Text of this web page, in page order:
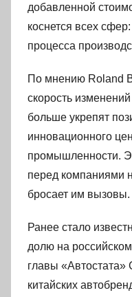
добавленной
коснется всех
процесса
По мнению Roland
скорость
больше укрепят
инновационного
промышленности.
перед компаниями
бросает им вызовы.
Ранее стало
долю на
главы «Автостата»
китайских